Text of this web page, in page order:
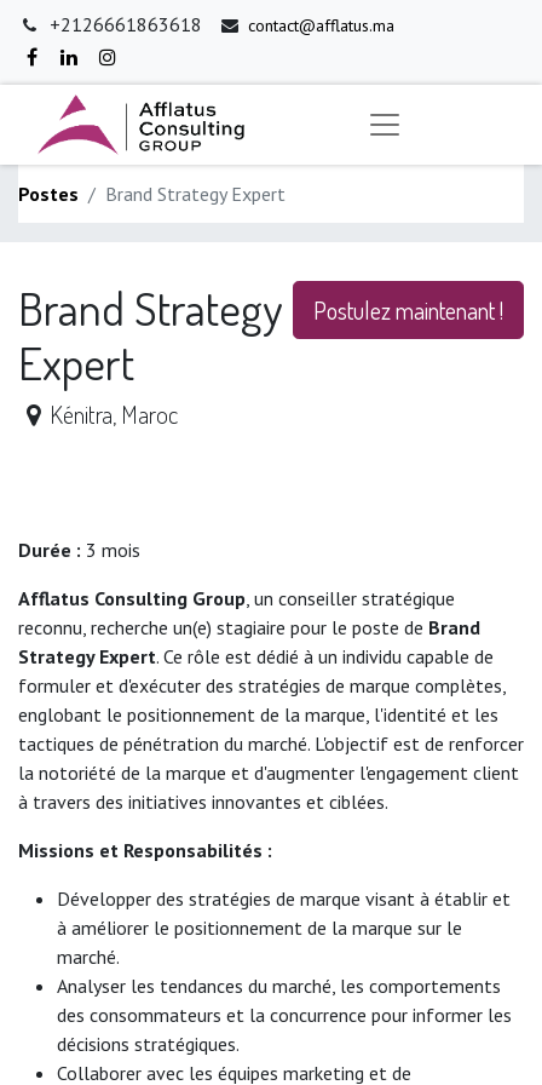
+2126661863618 contact@afflatus.ma
Postes Brand Strategy Expert
Postulez maintenant !
Brand Strategy
Expert
Kénitra, Maroc
Durée : 3 mois
Afflatus Consulting Group, un conseiller stratégique
reconnu, recherche un(e) stagiaire pour le poste de Brand
Strategy Expert. Ce rôle est dédié à un individu capable de
formuler et d'exécuter des stratégies de marque complètes,
englobant le positionnement de la marque, l'identité et les
tactiques de pénétration du marché. L'objectif est de renforcer
la notoriété de la marque et d'augmenter l'engagement client
à travers des initiatives innovantes et ciblées.
Missions et Responsabilités :
Développer des stratégies de marque visant à établir et
à améliorer le positionnement de la marque sur le
marché.
Analyser les tendances du marché, les comportements
des consommateurs et la concurrence pour informer les
décisions stratégiques.
Collaborer avec les équipes marketing et de